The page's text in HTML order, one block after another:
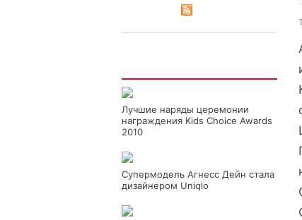
Лучшие наряды церемонии
награждения Kids Choice Awards
2010
Супермодель Агнесс Дейн стала
дизайнером Uniqlo